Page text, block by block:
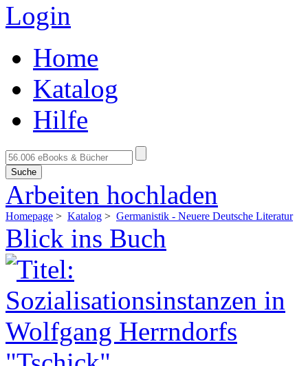
Login
Home
Katalog
Hilfe
Suche
Arbeiten hochladen
Homepage > Katalog > Germanistik - Neuere Deutsche Literatur
Blick ins Buch